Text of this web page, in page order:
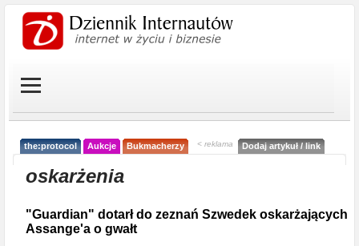
the:protocol Aukcje Bukmacherzy < reklama Dodaj artykuł / link
oskarżenia
"Guardian" dotarł do zeznań Szwedek oskarżających
Assange'a o gwałt